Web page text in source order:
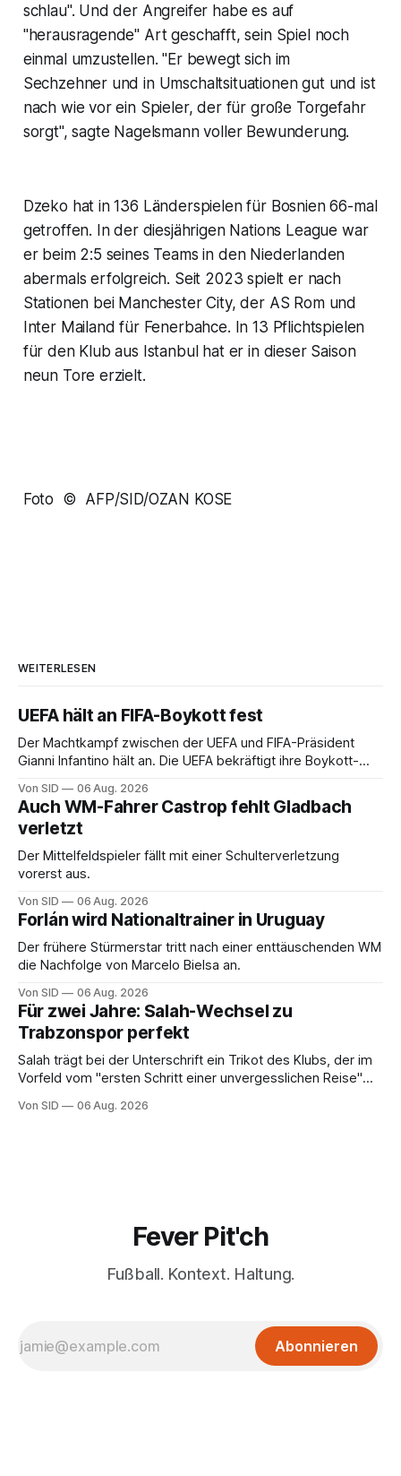
schlau". Und der Angreifer habe es auf
"herausragende" Art geschafft, sein Spiel noch
einmal umzustellen. "Er bewegt sich im
Sechzehner und in Umschaltsituationen gut und ist
nach wie vor ein Spieler, der für große Torgefahr
sorgt", sagte Nagelsmann voller Bewunderung.
Dzeko hat in 136 Länderspielen für Bosnien 66-mal
getroffen. In der diesjährigen Nations League war
er beim 2:5 seines Teams in den Niederlanden
abermals erfolgreich. Seit 2023 spielt er nach
Stationen bei Manchester City, der AS Rom und
Inter Mailand für Fenerbahce. In 13 Pflichtspielen
für den Klub aus Istanbul hat er in dieser Saison
neun Tore erzielt.
Foto © AFP/SID/OZAN KOSE
WEITERLESEN
UEFA hält an FIFA-Boykott fest
Der Machtkampf zwischen der UEFA und FIFA-Präsident
Gianni Infantino hält an. Die UEFA bekräftigt ihre Boykott-
Von SID 06 Aug. 2026
Auch WM-Fahrer Castrop fehlt Gladbach
verletzt
Der Mittelfeldspieler fällt mit einer Schulterverletzung
vorerst aus.
Von SID 06 Aug. 2026
Forlán wird Nationaltrainer in Uruguay
Der frühere Stürmerstar tritt nach einer enttäuschenden WM
die Nachfolge von Marcelo Bielsa an.
Von SID 06 Aug. 2026
Für zwei Jahre: Salah-Wechsel zu
Trabzonspor perfekt
Salah trägt bei der Unterschrift ein Trikot des Klubs, der im
Vorfeld vom "ersten Schritt einer unvergesslichen Reise"
Von SID 06 Aug. 2026
Fever Pit'ch
Fußball. Kontext. Haltung.
Abonnieren